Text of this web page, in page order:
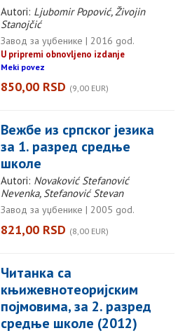
Autori: Ljubomir Popović, Živojin
Stanojčić
Завод за уџбенике | 2016 god.
U pripremi obnovljeno izdanje
Meki povez
850,00 RSD (9,00 EUR)
Вежбе из српског језика
за 1. разред средње
школе
Autori: Novaković Stefanović
Nevenka, Stefanović Stevan
Завод за уџбенике | 2005 god.
821,00 RSD (8,00 EUR)
Читанка са
књижевнотеоријским
појмовима, за 2. разред
средње школе (2012)